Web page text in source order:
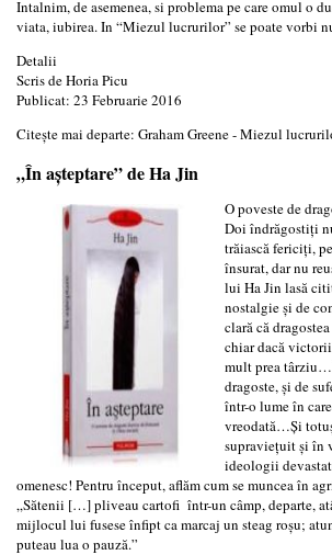
Intalnim, de asemenea, si problema pe care omul o
viata, iubirea. In “Miezul lucrurilor” se poate vorbi
Detalii
Scris deHoria Picu
Publicat: 23 Februarie 2016
Citește mai departe: Graham Greene - Miezul
„În aşteptare” de Ha Jin
O poveste de
Doi îndrăgostiţi
trăiască fericiţi,
însurat, dar nu
lui Ha Jin lasă
nostalgie şi de
clară că
chiar dacă
mult prea
dragoste, şi de
într-o lume în
vreodată…Şi
supravieţuit şi în
ideologii
omenesc! Pentru început, aflăm cum se muncea în
„Sătenii […] pliveau cartofi într-un câmp, departe,
mijlocul lui fusese înfipt ca marcaj un steag roşu;
puteau lua o pauză.”